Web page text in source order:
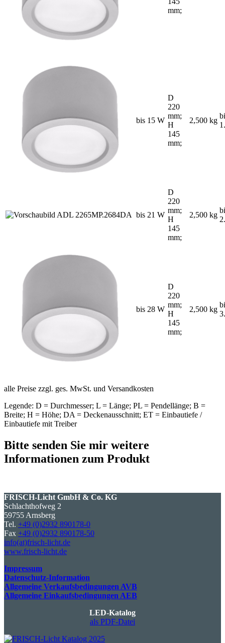
mm;
bis 15 W
D
220
mm;
H
145
mm;
2,500 kg
bis 21 W
D
220
mm;
H
145
mm;
2,500 kg
bis 28 W
D
220
mm;
H
145
mm;
2,500 kg
alle Preise zzgl. ges. MwSt. und Versandkosten
Legende: D = Durchmesser; L = Länge; PL = Pendellänge; B =
Breite; H = Höhe; DA = Deckenausschnitt; ET = Einbautiefe /
Einbautiefe mit Treiber
Bitte senden Sie mir weitere
Informationen zum Produkt
FRISCH-Licht GmbH & Co. KG
Schlachthofweg 2
59755 Arnsberg
Tel. +49 (0)2932 890178-0
Fax +49 (0)2932 890178-50
info(at)frisch-licht.de
www.frisch-licht.de
Impressum
Datenschutz-Information
Allgemeine Verkaufsbedingungen AVB
Allgemeine Einkaufsbedingungen AEB
LED-Katalog
als PDF-Datei